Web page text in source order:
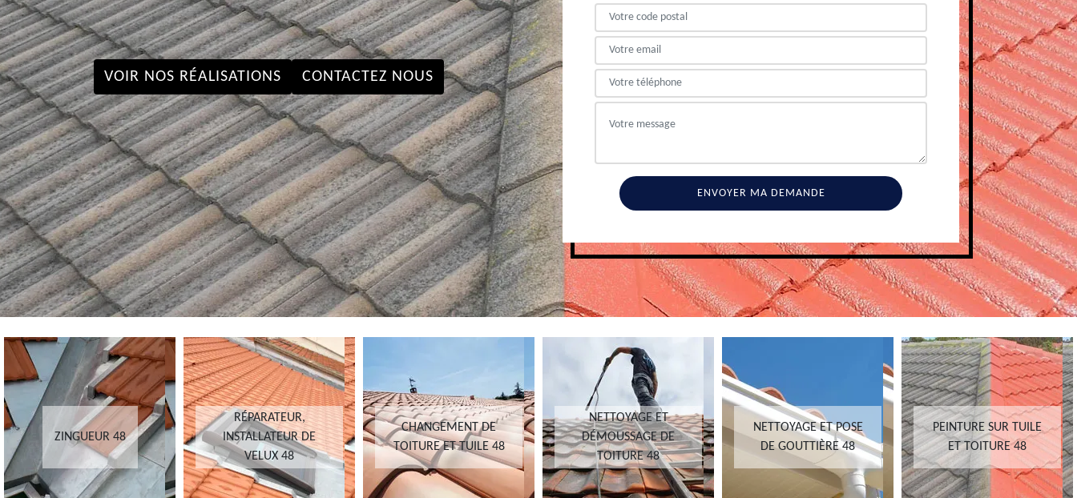
VOIR NOS RÉALISATIONS CONTACTEZ NOUS
ZINGUEUR 48
RÉPARATEUR,
INSTALLATEUR DE
VELUX 48
CHANGEMENT DE
TOITURE ET TUILE 48
NETTOYAGE ET
DÉMOUSSAGE DE
TOITURE 48
NETTOYAGE ET POSE
DE GOUTTIÈRE 48
PEINTURE SUR TUILE
ET TOITURE 48